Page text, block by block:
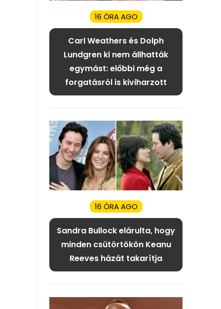
16 ÓRA AGO
Carl Weathers és Dolph
Lundgren ki nem állhatták
egymást: előbbi még a
forgatásról is kiviharzott
16 ÓRA AGO
Sandra Bullock elárulta, hogy
minden csütörtökön Keanu
Reeves házát takarítja